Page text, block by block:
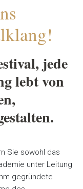
jede
lebt von
Sie sowohl das
unter Leitung
gegründete